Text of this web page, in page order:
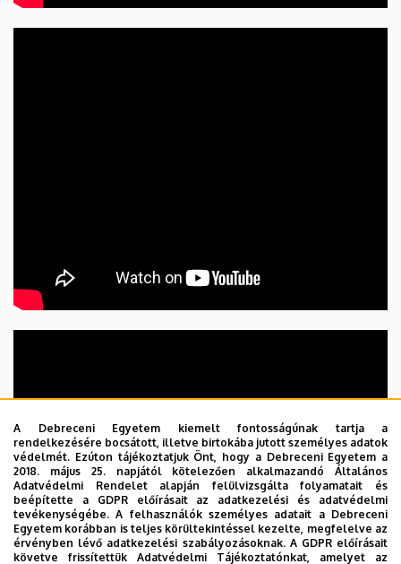
A Debreceni Egyetem kiemelt fontosságúnak tartja a
rendelkezésére bocsátott, illetve birtokába jutott személyes adatok
védelmét. Ezúton tájékoztatjuk Önt, hogy a Debreceni Egyetem a
2018. május 25. napjától kötelezően alkalmazandó Általános
Adatvédelmi Rendelet alapján felülvizsgálta folyamatait és
beépítette a GDPR előírásait az adatkezelési és adatvédelmi
tevékenységébe. A felhasználók személyes adatait a Debreceni
Egyetem korábban is teljes körültekintéssel kezelte, megfelelve az
érvényben lévő adatkezelési szabályozásoknak. A GDPR előírásait
követve frissítettük Adatvédelmi Tájékoztatónkat, amelyet az